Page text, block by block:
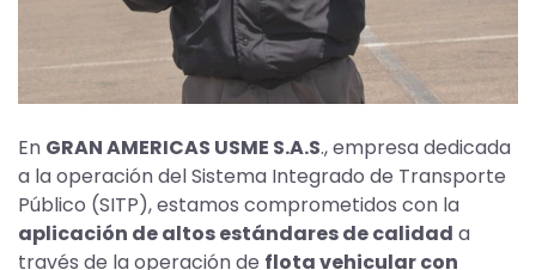
En GRAN AMERICAS USME S.A.S., empresa dedicada
a la operación del Sistema Integrado de Transporte
Público (SITP), estamos comprometidos con la
aplicación de altos estándares de calidad a
través de la operación de flota vehicular con